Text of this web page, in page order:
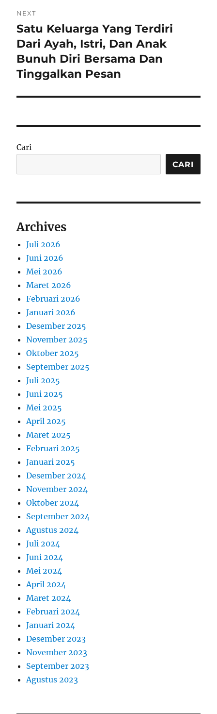
NEXT
Next
post:
Satu Keluarga Yang Terdiri
Dari Ayah, Istri, Dan Anak
Bunuh Diri Bersama Dan
Tinggalkan Pesan
Cari
CARI
Archives
Juli 2026
Juni 2026
Mei 2026
Maret 2026
Februari 2026
Januari 2026
Desember 2025
November 2025
Oktober 2025
September 2025
Juli 2025
Juni 2025
Mei 2025
April 2025
Maret 2025
Februari 2025
Januari 2025
Desember 2024
November 2024
Oktober 2024
September 2024
Agustus 2024
Juli 2024
Juni 2024
Mei 2024
April 2024
Maret 2024
Februari 2024
Januari 2024
Desember 2023
November 2023
September 2023
Agustus 2023